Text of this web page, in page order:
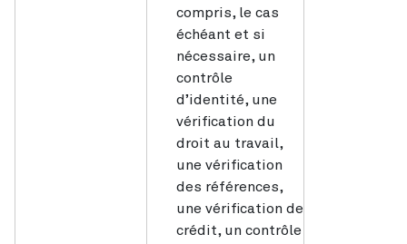
compris, le cas
échéant et si
nécessaire, un
contrôle
d’identité, une
vérification du
droit au travail,
une vérification
des références,
une vérification de
crédit, un contrôle